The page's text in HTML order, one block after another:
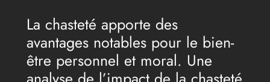
La chasteté apporte des
avantages notables pour le bien-
être personnel et moral. Une